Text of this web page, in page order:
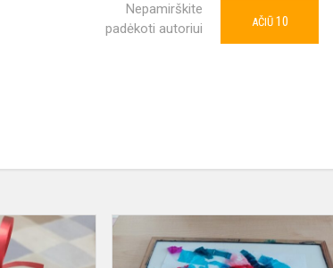
Nepamirškite
padėkoti autoriui
AČIŪ 10
Draugo